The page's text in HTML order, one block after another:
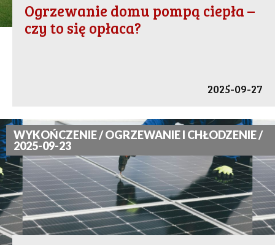
Ogrzewanie domu pompą ciepła –
czy to się opłaca?
2025-09-27
WYKOŃCZENIE / OGRZEWANIE I CHŁODZENIE /
2025-09-23